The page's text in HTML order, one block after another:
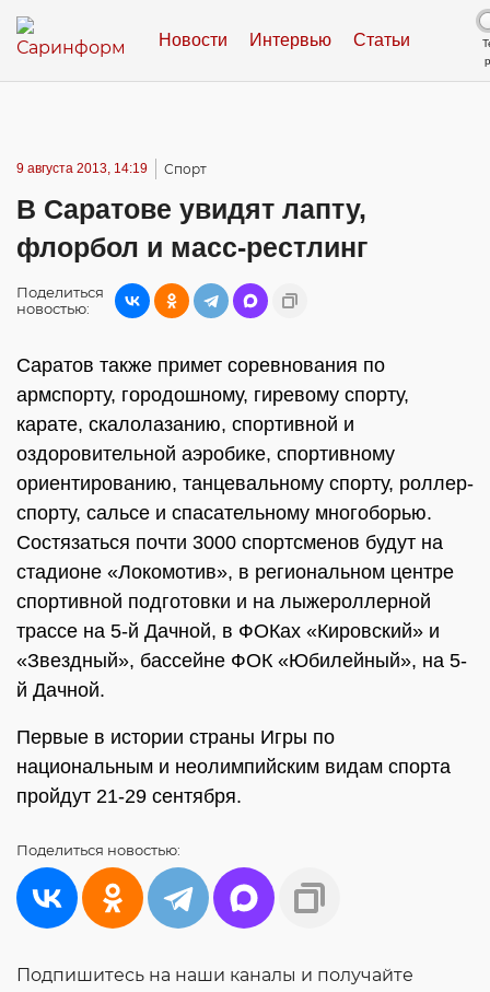
Новости Интервью Статьи
9 августа 2013, 14:19 Спорт
В Саратове увидят лапту,
флорбол и масс-рестлинг
Поделиться
новостью:
Саратов также примет соревнования по
армспорту, городошному, гиревому спорту,
карате, скалолазанию, спортивной и
оздоровительной аэробике, спортивному
ориентированию, танцевальному спорту, роллер-
спорту, сальсе и спасательному многоборью.
Состязаться почти 3000 спортсменов будут на
стадионе «Локомотив», в региональном центре
спортивной подготовки и на лыжероллерной
трассе на 5-й Дачной, в ФОКах «Кировский» и
«Звездный», бассейне ФОК «Юбилейный», на 5-
й Дачной.
Первые в истории страны Игры по
национальным и неолимпийским видам спорта
пройдут 21-29 сентября.
Поделиться новостью:
Подпишитесь на наши каналы и получайте